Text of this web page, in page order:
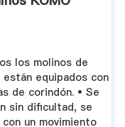
los molinos de
están equipados con
de corindón. • Se
sin dificultad, se
con un movimiento